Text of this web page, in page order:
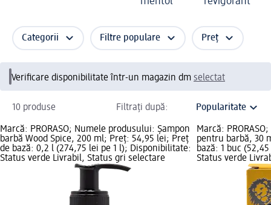
Categorii Filtre populare Preț
Verificare disponibilitate într-un magazin dm selectat
10 produse Filtrați după:
Marcă: PRORASO; Numele produsului: Șampon
barbă Wood Spice, 200 ml; Preț: 54,95 lei; Preț
de bază: 0,2 l (274,75 lei pe 1 l); Disponibilitate:
Status verde Livrabil, Status gri selectare
Marcă:
pentru barbă, 30
bază: 1 buc
Status verde